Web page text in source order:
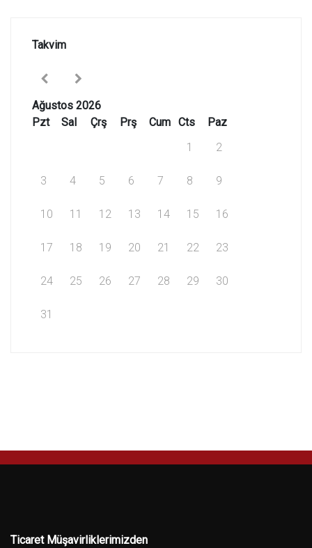
Takvim
Ağustos 2026
Pzt
Sal Çrş Prş Cum Cts
Paz
1
2
3 4 5 6 7 8 9
10 11 12 13 14 15 16
17 18 19 20 21 22 23
24 25 26 27 28 29 30
31
Ticaret Müşavirliklerimizden